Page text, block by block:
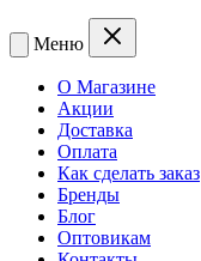
Меню
О Магазине
Акции
Доставка
Оплата
Как сделать заказ
Бренды
Блог
Оптовикам